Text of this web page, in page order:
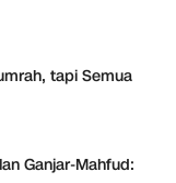
tapi Semua
Ganjar-Mahfud: